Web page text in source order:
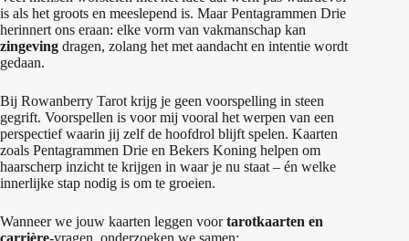
is als het groots en meeslepend is. Maar Pentagrammen Drie
herinnert ons eraan: elke vorm van vakmanschap kan
zingeving dragen, zolang het met aandacht en intentie wordt
gedaan.
Bij Rowanberry Tarot krijg je geen voorspelling in steen
gegrift. Voorspellen is voor mij vooral het werpen van een
perspectief waarin jij zelf de hoofdrol blijft spelen. Kaarten
zoals Pentagrammen Drie en Bekers Koning helpen om
haarscherp inzicht te krijgen in waar je nu staat – én welke
innerlijke stap nodig is om te groeien.
Wanneer we jouw kaarten leggen voortarotkaarten en